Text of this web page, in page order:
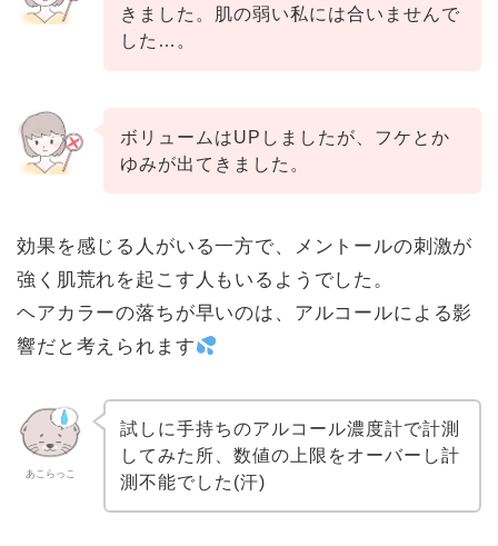
きました。肌の弱い私には合いませんで
した…。
ボリュームはUPしましたが、フケとか
ゆみが出てきました。
効果を感じる人がいる一方で、メントールの刺激が
強く肌荒れを起こす人もいるようでした。
ヘアカラーの落ちが早いのは、アルコールによる影
響だと考えられます
あこらっこ
試しに手持ちのアルコール濃度計で計測
してみた所、数値の上限をオーバーし計
測不能でした(汗)